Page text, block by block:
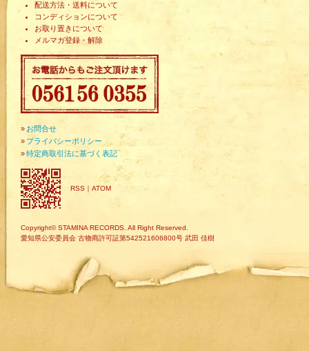
配送方法・送料について
コンディションについて
お取り置きについて
メルマガ登録・解除
» お問合せ
» プライバシーポリシー
»特定商取引法に基づく表記
RSS ｜ ATOM
Copyright© STAMINA RECORDS. All Right Reserved.
愛知県公安委員会 古物商許可証第542521606800号 武田 佳樹